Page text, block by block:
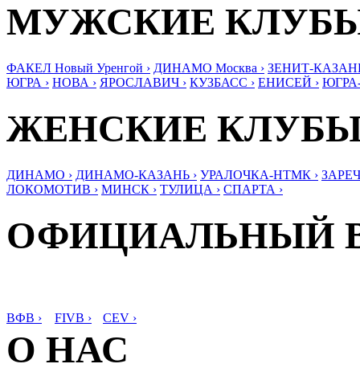
МУЖСКИЕ
ФАКЕЛ Новый Уренгой › ДИНАМО Москва › ЗЕНИТ-
ЮГРА › НОВА › ЯРОСЛАВИЧ › КУЗБАСС › ЕНИСЕЙ ›
ЖЕНСКИЕ
ДИНАМО › ДИНАМО-КАЗАНЬ › УРАЛОЧКА-НТМК ›
ЛОКОМОТИВ › МИНСК › ТУЛИЦА › СПАРТА ›
ОФИЦИАЛЬНЫЙ
ВФВ › FIVB › CEV ›
О НАС